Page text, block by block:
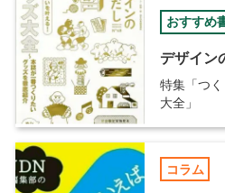
コラム おすすめ
デザイン
特集「つ
大全」
コラム